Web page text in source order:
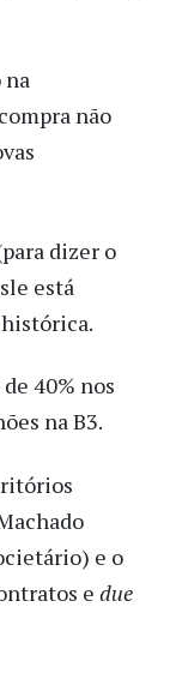
na
não
dizer o
está
40% nos
na B3.
e o
e due